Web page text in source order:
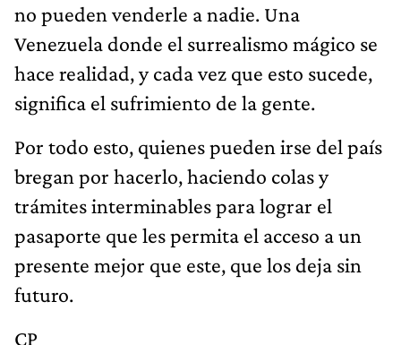
no pueden venderle a nadie. Una
Venezuela donde el surrealismo mágico se
hace realidad, y cada vez que esto sucede,
significa el sufrimiento de la gente.
Por todo esto, quienes pueden irse del país
bregan por hacerlo, haciendo colas y
trámites interminables para lograr el
pasaporte que les permita el acceso a un
presente mejor que este, que los deja sin
futuro.
CP